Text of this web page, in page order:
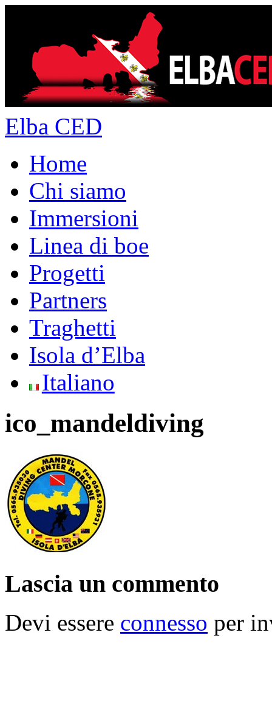
Elba CED
Home
Chi siamo
Immersioni
Linea di boe
Progetti
Partners
Traghetti
Isola d’Elba
Italiano
ico_mandeldiving
Lascia un commento
Devi essere connesso per